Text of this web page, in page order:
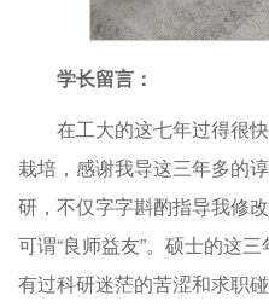
学长留言：
在工大的这七年过得很
栽培，感谢我导这三年多的
研，不仅字字斟酌指导我修
可谓“良师益友”。硕士的这
有过科研迷茫的苦涩和求职